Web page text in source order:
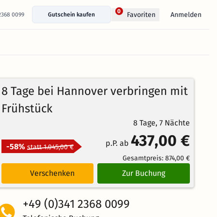
0099 Gutschein kaufen
0 Favoriten Anmelden
8 Tage bei Hannover verbringen mit
Frühstück
8 Tage, 7 Nächte
-58% statt 1.045,00 € p.P. ab 437,00 €
Gesamtpreis: 874,00 €
Verschenken Zur Buchung
+49 (0)341 2368 0099